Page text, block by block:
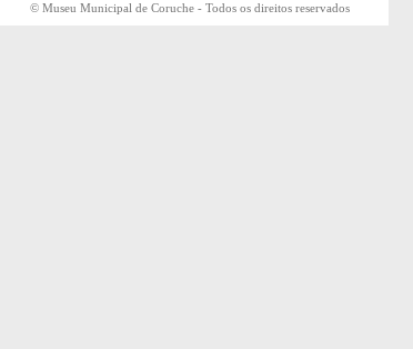
© Museu Municipal de Coruche - Todos os direitos reservados